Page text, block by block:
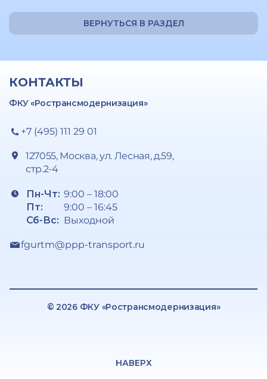
ВЕРНУТЬСЯ В РАЗДЕЛ
КОНТАКТЫ
ФКУ «Ространсмодернизация»
+7 (495) 111 29 01
127055, Москва, ул. Лесная, д.59,
стр.2-4
Пн-Чт:
Пт:
Сб-Вс:
9:00 – 18:00
9:00 – 16:45
Выходной
fgurtm@ppp-transport.ru
© 2026 ФКУ «Ространсмодернизация»
НАВЕРХ